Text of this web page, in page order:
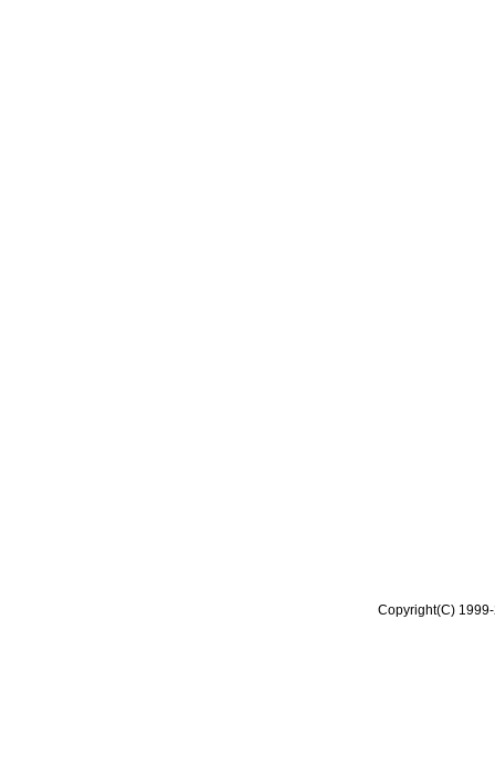
Copyright(C)